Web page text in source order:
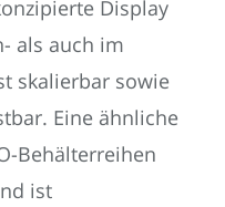
Display
als auch im
skalierbar sowie
Eine ähnliche
Behälterreihen
ist